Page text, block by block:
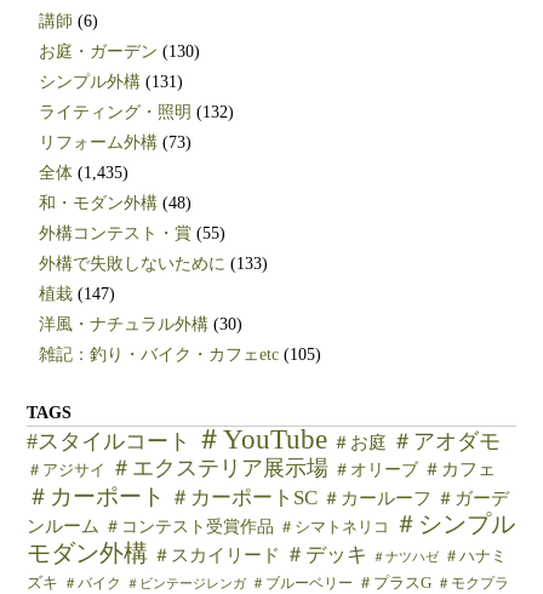
講師 (6)
お庭・ガーデン (130)
シンプル外構 (131)
ライティング・照明 (132)
リフォーム外構 (73)
全体 (1,435)
和・モダン外構 (48)
外構コンテスト・賞 (55)
外構で失敗しないために (133)
植栽 (147)
洋風・ナチュラル外構 (30)
雑記：釣り・バイク・カフェetc (105)
TAGS
#スタイルコート ＃YouTube ＃お庭 ＃アオダモ
＃アジサイ ＃エクステリア展示場 ＃オリーブ ＃カフェ
＃カーポート ＃カーポートSC ＃カールーフ ＃ガーデ
ンルーム ＃コンテスト受賞作品 ＃シマトネリコ
＃シンプル
モダン外構 ＃スカイリード ＃デッキ ＃ナツハゼ
＃ハナミ
ズキ ＃バイク ＃ビンテージレンガ ＃ブルーベリー ＃プラスG ＃モクプラ